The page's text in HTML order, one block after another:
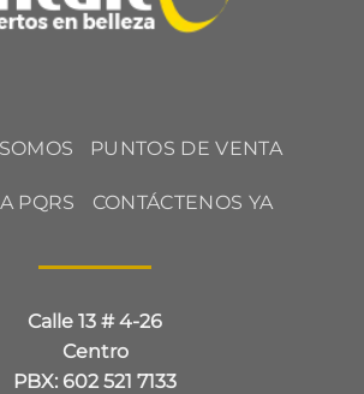
PUNTOS DE VENTA
PQRS CONTÁCTENOS YA
Calle 13 # 4-26
Centro
PBX: 602 521 7133